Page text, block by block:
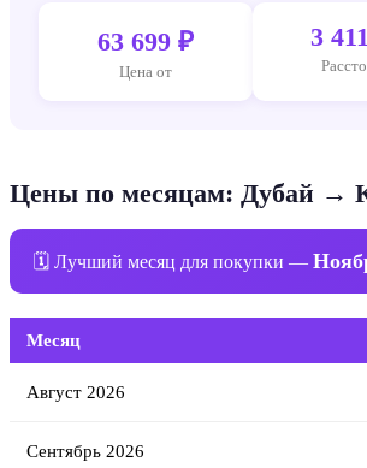
63 699 ₽
Цена от
3
Цены по месяцам: Дубай →
🗓 Лучший месяц для покупки —
Месяц
Август 2026
Сентябрь 2026